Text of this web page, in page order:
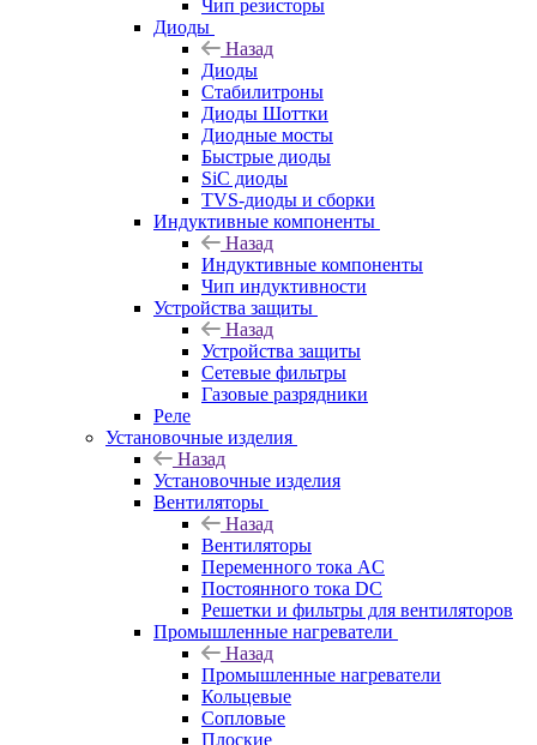
Чип резисторы
Диоды
Назад
Диоды
Стабилитроны
Диоды Шоттки
Диодные мосты
Быстрые диоды
SiC диоды
TVS-диоды и сборки
Индуктивные компоненты
Назад
Индуктивные компоненты
Чип индуктивности
Устройства защиты
Назад
Устройства защиты
Сетевые фильтры
Газовые разрядники
Реле
Установочные изделия
Назад
Установочные изделия
Вентиляторы
Назад
Вентиляторы
Переменного тока AC
Постоянного тока DC
Решетки и фильтры для вентиляторов
Промышленные нагреватели
Назад
Промышленные нагреватели
Кольцевые
Сопловые
Плоские